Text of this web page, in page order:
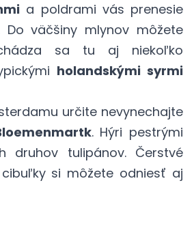
a poldrami vás prenesie
väčšiny mlynov môžete
sa tu aj niekoľko
holandskými syrmi
určite nevynechajte
. Hýri pestrými
druhov tulipánov. Čerstvé
si môžete odniesť aj